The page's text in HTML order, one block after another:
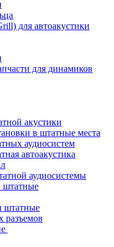
для автоакустики
для динамиков
акустики
в штатные места
аудиосистем
автоакустика
аудиосистемы
штатные
штатные
разъемов